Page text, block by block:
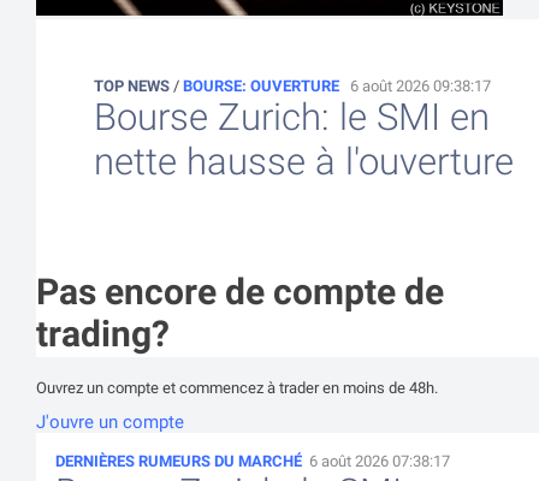
TOP NEWS / BOURSE: OUVERTURE 6 août 2026 09:38:17
Bourse Zurich: le SMI en
nette hausse à l'ouverture
Pas encore de compte de
trading?
Ouvrez un compte et commencez à trader en moins de 48h.
J'ouvre un compte
DERNIÈRES RUMEURS DU MARCHÉ 6 août 2026 07:38:17